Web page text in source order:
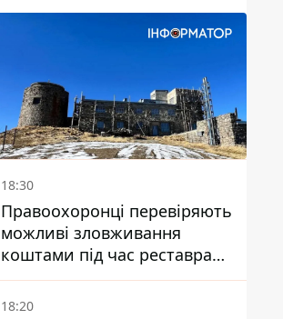
18:30
Правоохоронці перевіряють
можливі зловживання
коштами під час реставрації
обсерваторії на Піп Івані
18:20